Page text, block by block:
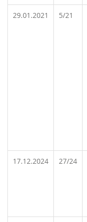
29.01.2021 5/21
17.12.2024 27/24